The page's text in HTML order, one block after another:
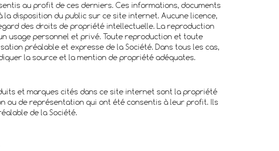
au profit de ces derniers. Ces informations, documents
disposition du public sur ce site internet. Aucune licence,
des droits de propriété intellectuelle. La reproduction
usage personnel et privé. Toute reproduction et toute
préalable et expresse de la Société. Dans tous les cas,
la source et la mention de propriété adéquates.
et marques cités dans ce site internet sont la propriété
ou de représentation qui ont été consentis à leur profit. Ils
de la Société.